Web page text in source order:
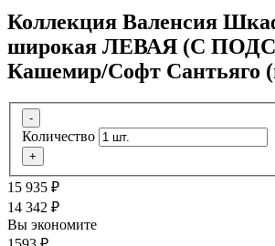
Коллекция Валенсия
широкая ЛЕВАЯ (С
Кашемир/Софт Сантьяго
-
Количество
+
15 935 ₽
14 342 ₽
Вы экономите